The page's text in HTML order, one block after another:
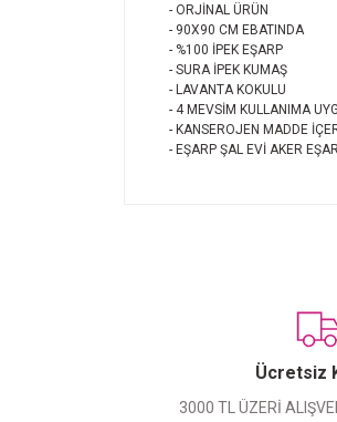
- ORJİNAL ÜRÜN
- 90X90 CM EBATINDA
- %100 İPEK EŞARP
- SURA İPEK KUMAŞ
- LAVANTA KOKULU
- 4 MEVSİM KULLANIMA
- KANSEROJEN MADDE
- EŞARP ŞAL EVİ AKER
Ücretsiz
3000 TL ÜZERİ